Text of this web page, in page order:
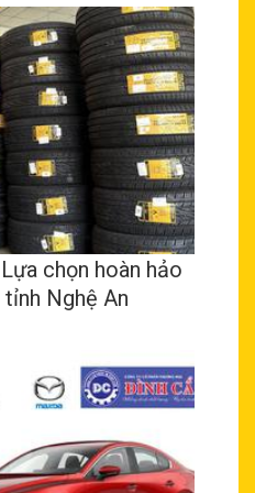
chọn hoàn hảo
Nghệ An